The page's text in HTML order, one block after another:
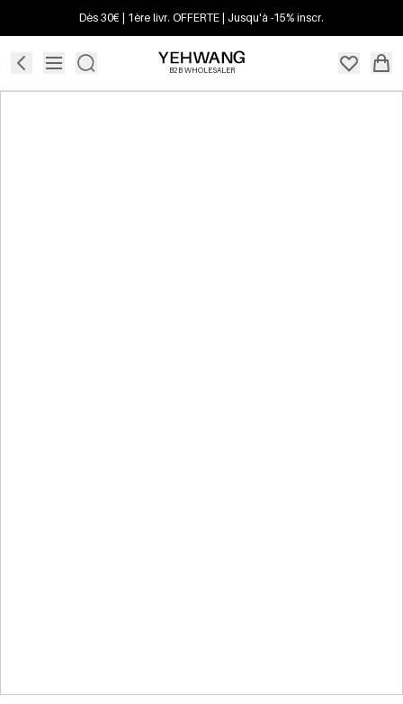
Dès 30€ | 1ère livr. OFFERTE | Jusqu'à -15% inscr.
B2B WHOLESALER